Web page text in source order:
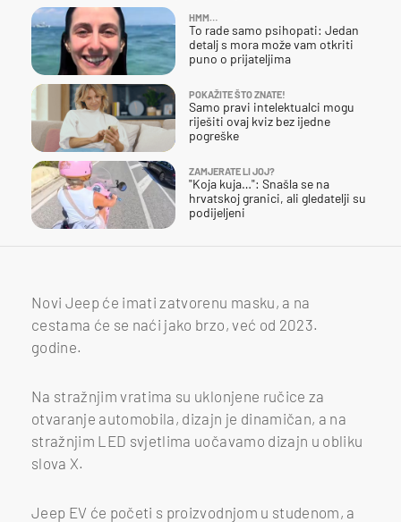
HMM…
To rade samo psihopati: Jedan
detalj s mora može vam otkriti
puno o prijateljima
POKAŽITE ŠTO ZNATE!
Samo pravi intelektualci mogu
riješiti ovaj kviz bez ijedne
pogreške
ZAMJERATE LI JOJ?
"Koja kuja…": Snašla se na
hrvatskoj granici, ali gledatelji su
podijeljeni
Novi Jeep će imati zatvorenu masku, a na
cestama će se naći jako brzo, već od 2023.
godine.
Na stražnjim vratima su uklonjene ručice za
otvaranje automobila, dizajn je dinamičan, a na
stražnjim LED svjetlima uočavamo dizajn u obliku
slova X.
Jeep EV će početi s proizvodnjom u studenom, a